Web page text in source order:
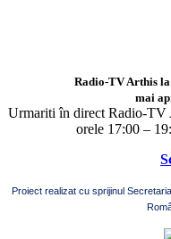
Radio-TV Arthis
mai
Urmariti în direct Radio-TV
orele 17:00 –
Proiect realizat cu sprijinul